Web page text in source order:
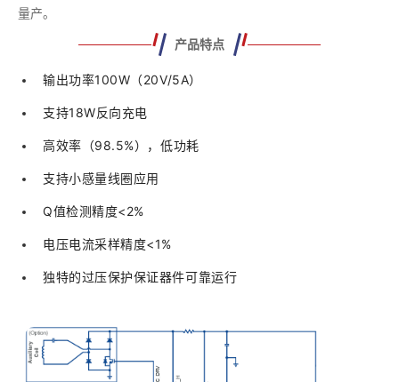
量产。
产品特点
输出功率100W（20V/5A）
支持18W反向充电
高效率（98.5%），低功耗
支持小感量线圈应用
Q值检测精度<2%
电压电流采样精度<1%
独特的过压保护保证器件可靠运行